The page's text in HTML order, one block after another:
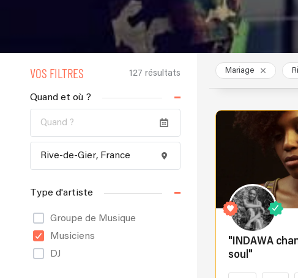
VOS FILTRES 127 résultats
Quand et où ?
Type d'artiste
Groupe de Musique
Musiciens
DJ
Mariage
"INDAWA
soul"